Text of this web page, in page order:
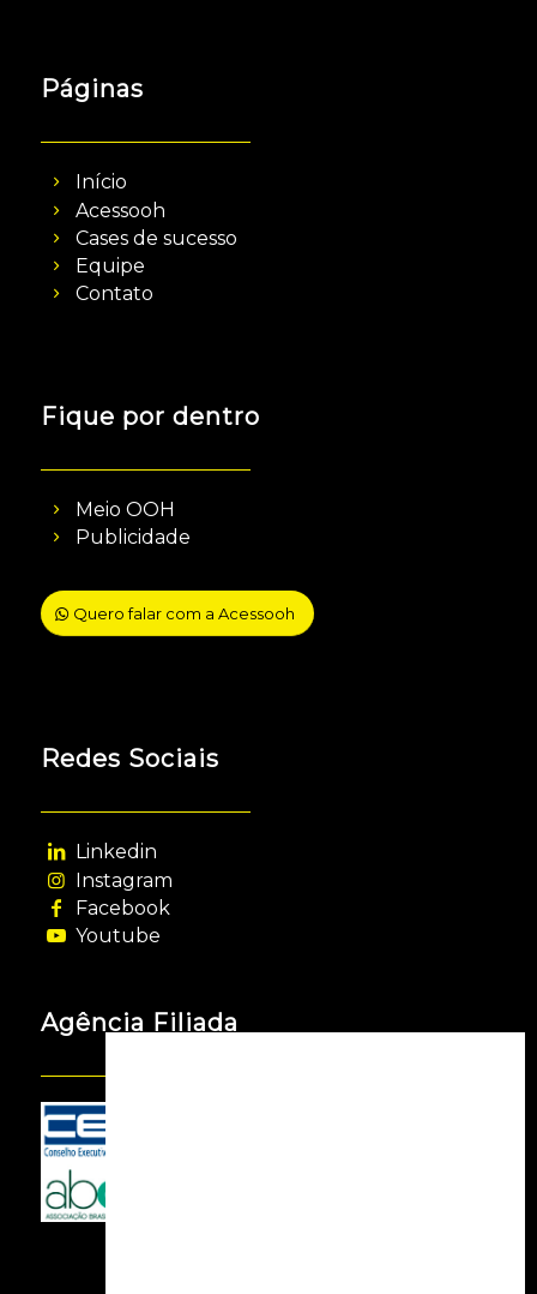
Páginas
Início
Acessooh
Cases de sucesso
Equipe
Contato
Fique por dentro
Meio OOH
Publicidade
Quero falar com a Acessooh
Redes Sociais
Linkedin
Instagram
Facebook
Youtube
Agência Filiada